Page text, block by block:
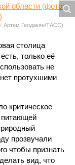
Артем Геодакян/ТАСС)
столица
только её
не
протухшими
критическое
питающей
прозвучали
чтобы признать
вид, что